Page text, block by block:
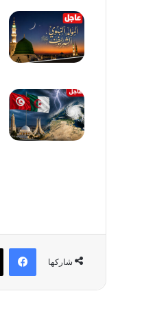
شاركها
فيسبوك